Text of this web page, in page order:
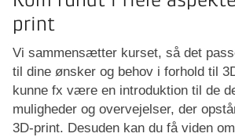
print
Vi sammensætter kurset, så det
til dine ønsker og behov i forhold til
kunne fx være en introduktion til de
muligheder og overvejelser, der
3D-print. Desuden kan du få viden